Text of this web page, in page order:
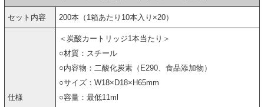
セット内容 200本（1箱あたり10本入り×20）
仕様
＜炭酸カートリッジ1本当たり＞
○材質：スチール
○内容物：二酸化炭素（E290、食品添加物）
○サイズ：W18×D18×H65mm
○容量：最低11ml